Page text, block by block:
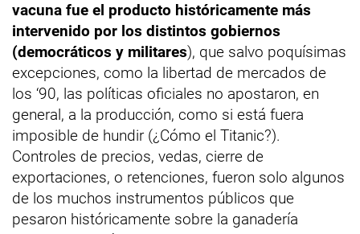
vacuna fue el producto históricamente más
intervenido por los distintos gobiernos
(democráticos y militares), que salvo poquísimas
excepciones, como la libertad de mercados de
los ‘90, las políticas oficiales no apostaron, en
general, a la producción, como si está fuera
imposible de hundir (¿Cómo el Titanic?).
Controles de precios, vedas, cierre de
exportaciones, o retenciones, fueron solo algunos
de los muchos instrumentos públicos que
pesaron históricamente sobre la ganadería